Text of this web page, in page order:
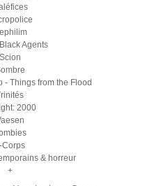
Agents
Scion
- Things from the Flood
2000
Corps
& horreur
+